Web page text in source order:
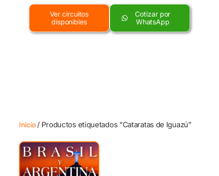
Ver circuitos
disponibles
Cotizar por
WhatsApp
Inicio/ Productos etiquetados “Cataratas de Iguazú”